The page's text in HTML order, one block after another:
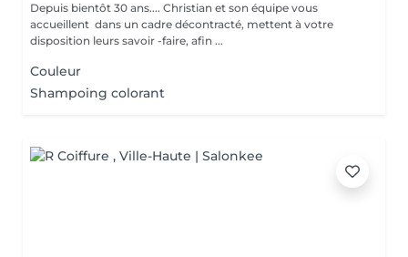
Depuis bientôt 30 ans.... Christian et son équipe vous
accueillent dans un cadre décontracté, mettent à votre
disposition leurs savoir -faire, afin ...
Couleur
Shampoing colorant